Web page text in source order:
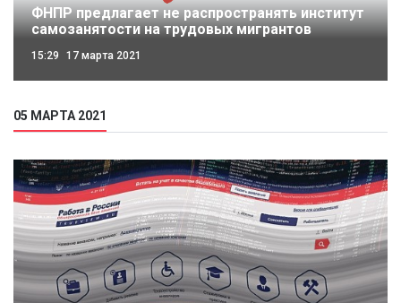
ФНПР предлагает не распространять институт
самозанятости на трудовых мигрантов
15:29 17 марта 2021
05 МАРТА 2021